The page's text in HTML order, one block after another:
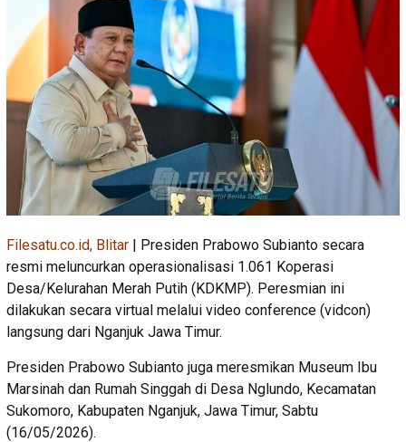
Filesatu.co.id, Blitar | Presiden Prabowo Subianto secara
resmi meluncurkan operasionalisasi 1.061 Koperasi
Desa/Kelurahan Merah Putih (KDKMP). Peresmian ini
dilakukan secara virtual melalui video conference (vidcon)
langsung dari Nganjuk Jawa Timur.
Presiden Prabowo Subianto juga meresmikan Museum Ibu
Marsinah dan Rumah Singgah di Desa Nglundo, Kecamatan
Sukomoro, Kabupaten Nganjuk, Jawa Timur, Sabtu
(16/05/2026).